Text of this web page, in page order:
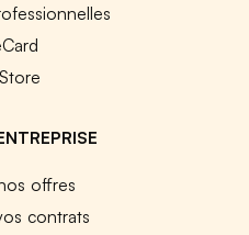
offres
contrats